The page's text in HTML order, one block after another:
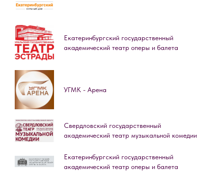
Екатеринбургский государственный
академический театр оперы и балета
УГМК - Арена
Свердловский государственный
академический театр музыкальной комедии
Екатеринбургский государственный
академический театр оперы и балета